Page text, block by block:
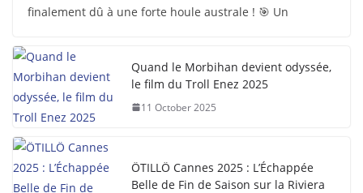
finalement dû à une forte houle australe ! 🎯 Un
Quand le Morbihan devient odyssée,
le film du Troll Enez 2025
11 October 2025
ÖTILLÖ Cannes 2025 : L’Échappée
Belle de Fin de Saison sur la Riviera